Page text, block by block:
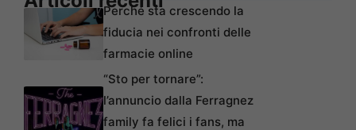
Perché sta crescendo la
fiducia nei confronti delle
farmacie online
“Sto per tornare”:
l’annuncio dalla Ferragnez
family fa felici i fans, ma